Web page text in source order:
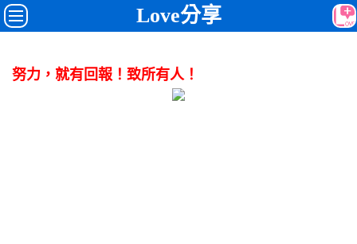
Love分享
努力，就有回報！致所有人！